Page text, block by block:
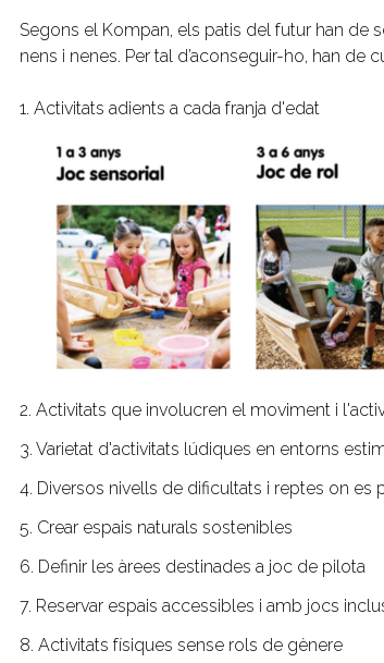
Segons el Kompan, els patis del futur han de
nens i nenes. Per tal d’aconseguir-ho, han de
1. Activitats adients a cada franja d'edat
2. Activitats que involucren el moviment i
3. Varietat d'activitats lúdiques en entorns
4. Diversos nivells de dificultats i reptes on
5. Crear espais naturals sostenibles
6. Definir les àrees destinades a joc de pilota
7. Reservar espais accessibles i amb jocs
8. Activitats físiques sense rols de gènere